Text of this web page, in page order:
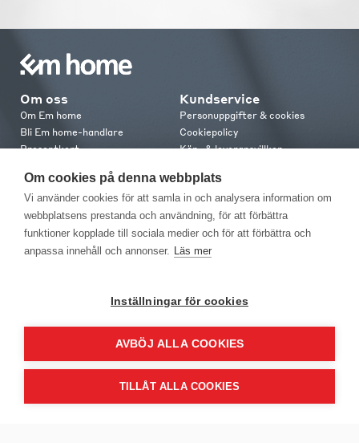
Om oss
Om Em home
Bli Em home-handlare
Presentkort
Em home Club
Medlemsvillkor
Kundservice
Personuppgifter & cookies
Cookiepolicy
Köp- & leveransvillkor
Retur & reklamation
Kontakt
Kontakta oss
Om cookies på denna webbplats
Vi använder cookies för att samla in och analysera information om
webbplatsens prestanda och användning, för att förbättra
funktioner kopplade till sociala medier och för att förbättra och
anpassa innehåll och annonser. Läs mer
Inställningar för cookies
AVBÖJ ALLA COOKIES
TILLÅT ALLA COOKIES